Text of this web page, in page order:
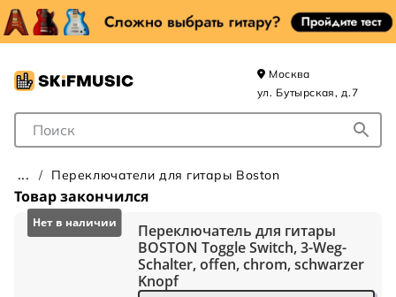
Поле для Поиска
Москва
ул. Бутырская, д.7
Переключатели для гитары Boston
Товар закончился
Переключатель для гитары
BOSTON Toggle Switch, 3-Weg-
Schalter, offen, chrom, schwarzer
Knopf